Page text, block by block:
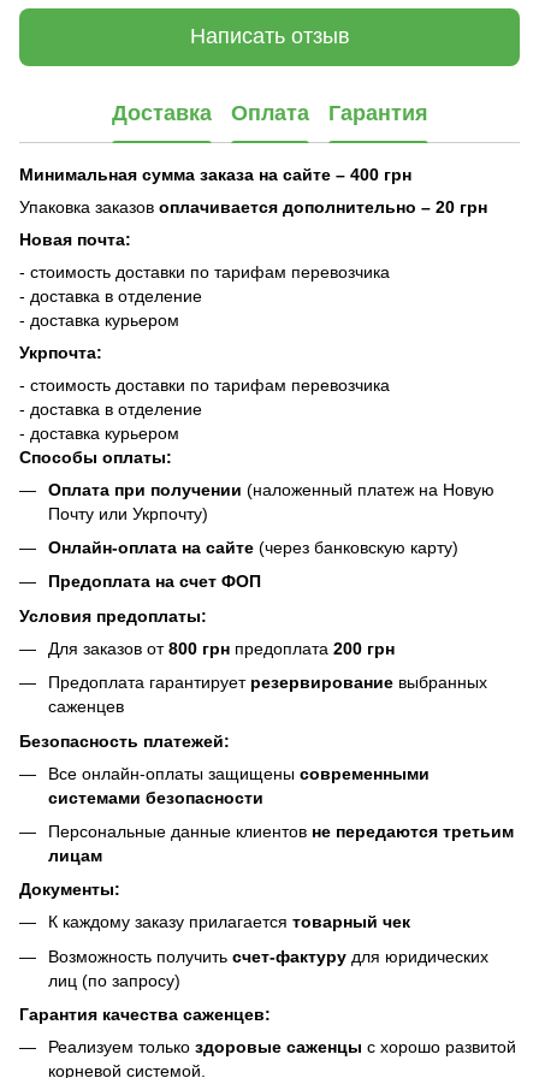
Написать отзыв
Доставка Оплата Гарантия
Минимальная сумма заказа на сайте – 400 грн
Упаковка заказов оплачивается дополнительно – 20 грн
Новая почта:
- стоимость доставки по тарифам перевозчика
- доставка в отделение
- доставка курьером
Укрпочта:
- стоимость доставки по тарифам перевозчика
- доставка в отделение
- доставка курьером
Способы оплаты:
Оплата при получении (наложенный платеж на Новую
Почту или Укрпочту)
Онлайн-оплата на сайте (через банковскую карту)
Предоплата на счет ФОП
Условия предоплаты:
Для заказов от800 грн предоплата 200 грн
Предоплата гарантирует резервирование выбранных
саженцев
Безопасность платежей:
Все онлайн-оплаты защищены современными
системами безопасности
Персональные данные клиентов не передаются третьим
лицам
Документы:
К каждому заказу прилагается товарный чек
Возможность получить счет-фактуру для юридических
лиц (по запросу)
Гарантия качества саженцев:
Реализуем только здоровые саженцы с хорошо развитой
корневой системой.